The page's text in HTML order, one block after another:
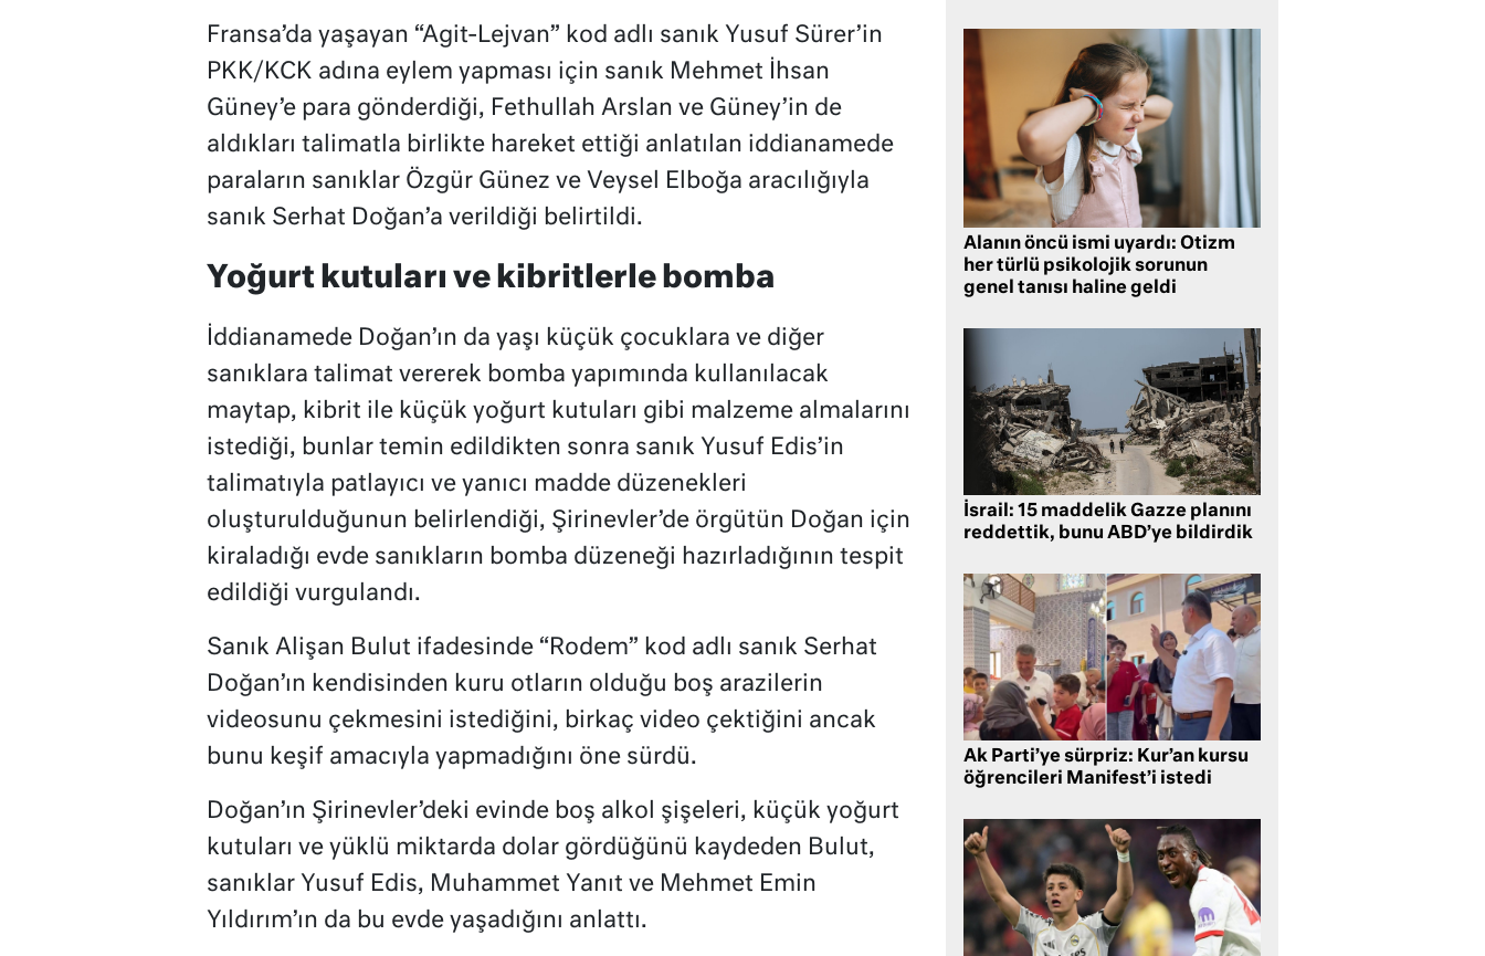
Fransa’da yaşayan “Agit-Lejvan” kod adlı sanık Yusuf Sürer’in
PKK/KCK adına eylem yapması için sanık Mehmet İhsan
Güney’e para gönderdiği, Fethullah Arslan ve Güney’in de
aldıkları talimatla birlikte hareket ettiği anlatılan iddianamede
paraların sanıklar Özgür Günez ve Veysel Elboğa aracılığıyla
sanık Serhat Doğan’a verildiği belirtildi.
Yoğurt kutuları ve kibritlerle bomba
İddianamede Doğan’ın da yaşı küçük çocuklara ve diğer
sanıklara talimat vererek bomba yapımında kullanılacak
maytap, kibrit ile küçük yoğurt kutuları gibi malzeme almalarını
istediği, bunlar temin edildikten sonra sanık Yusuf Edis’in
talimatıyla patlayıcı ve yanıcı madde düzenekleri
oluşturulduğunun belirlendiği, Şirinevler’de örgütün Doğan için
kiraladığı evde sanıkların bomba düzeneği hazırladığının tespit
edildiği vurgulandı.
Sanık Alişan Bulut ifadesinde “Rodem” kod adlı sanık Serhat
Doğan’ın kendisinden kuru otların olduğu boş arazilerin
videosunu çekmesini istediğini, birkaç video çektiğini ancak
bunu keşif amacıyla yapmadığını öne sürdü.
Doğan’ın Şirinevler’deki evinde boş alkol şişeleri, küçük yoğurt
kutuları ve yüklü miktarda dolar gördüğünü kaydeden Bulut,
sanıklar Yusuf Edis, Muhammet Yanıt ve Mehmet Emin
Yıldırım’ın da bu evde yaşadığını anlattı.
Alanın öncü ismi uyardı: Otizm
her türlü psikolojik sorunun
genel tanısı haline geldi
İsrail: 15 maddelik Gazze planını
reddettik, bunu ABD’ye bildirdik
Ak Parti’ye sürpriz: Kur’an kursu
öğrencileri Manifest’i istedi